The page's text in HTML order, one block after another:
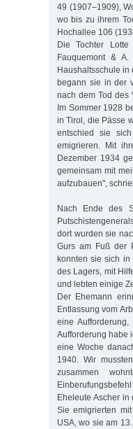
49 (1907–1909),
wo bis zu ihrem
Hochallee 106
Die Tochter
Fauquemont &
Haushaltsschule in
begann sie in der
nach dem Tod des
Im Sommer 1928
in Tirol, die Pässe
entschied sie
emigrieren. Mit
Dezember 1934
gemeinsam mit
aufzubauen",
Nach Ende des
dort wurden sie
Gurs am Fuß der
konnten sie sich in
des Lagers, mit
und lebten einige
Der Ehemann
Entlassung vom
eine
Aufforderung habe
eine Woche
1940. Wir
zusammen
Eheleute Ascher
Sie emigrierten
USA, wo sie am